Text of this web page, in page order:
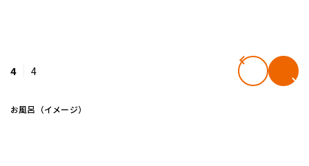
4 4
お風呂（イメージ）